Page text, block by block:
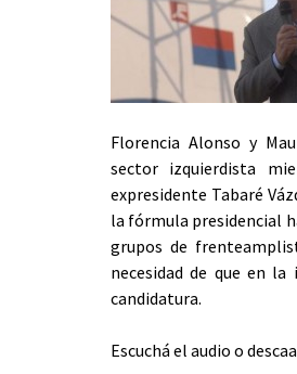
Florencia Alonso y
sector izquierdista
expresidente Tabaré
la fórmula presidencial
grupos de
necesidad de que en
candidatura.
Escuchá el audio o